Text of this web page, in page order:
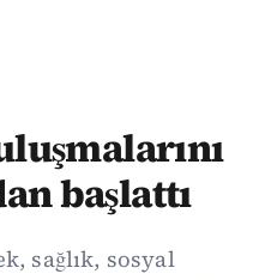
başlattı
sağlık, sosyal